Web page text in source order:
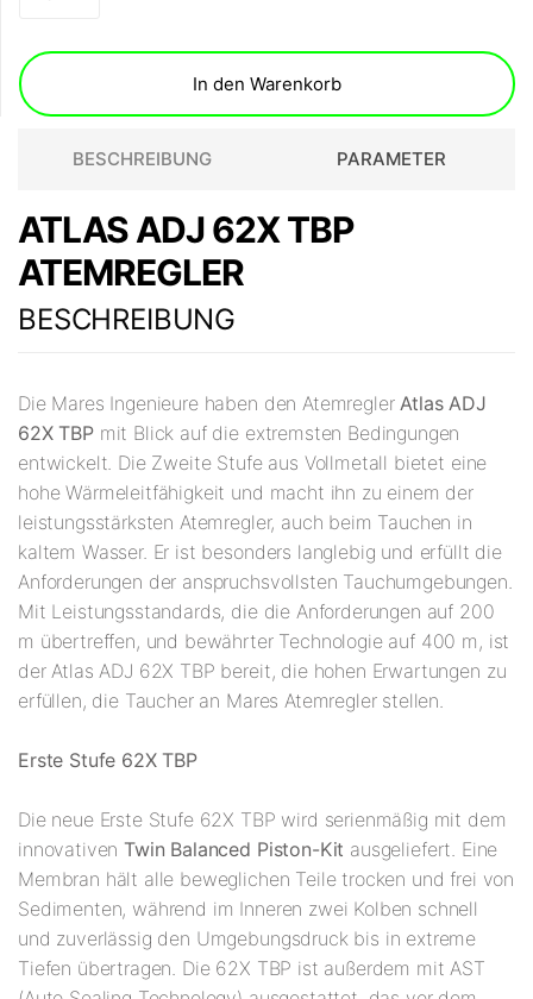
In den Warenkorb
BESCHREIBUNG PARAMETER
ATLAS ADJ 62X TBP
ATEMREGLER
BESCHREIBUNG
Die Mares Ingenieure haben den AtemreglerAtlas ADJ
62X TBPmit Blick auf die extremsten Bedingungen
entwickelt. Die Zweite Stufe aus Vollmetall bietet eine
hohe Wärmeleitfähigkeit und macht ihn zu einem der
leistungsstärksten Atemregler, auch beim Tauchen in
kaltem Wasser. Er ist besonders langlebig und erfüllt die
Anforderungen der anspruchsvollsten Tauchumgebungen.
Mit Leistungsstandards, die die Anforderungen auf 200
m übertreffen, und bewährter Technologie auf 400 m, ist
der Atlas ADJ 62X TBP bereit, die hohen Erwartungen zu
erfüllen, die Taucher an Mares Atemregler stellen.
Erste Stufe 62X TBP
Die neue Erste Stufe 62X TBP wird serienmäßig mit dem
innovativen Twin Balanced Piston-Kit ausgeliefert. Eine
Membran hält alle beweglichen Teile trocken und frei von
Sedimenten, während im Inneren zwei Kolben schnell
und zuverlässig den Umgebungsdruck bis in extreme
Tiefen übertragen. Die 62X TBP ist außerdem mit AST